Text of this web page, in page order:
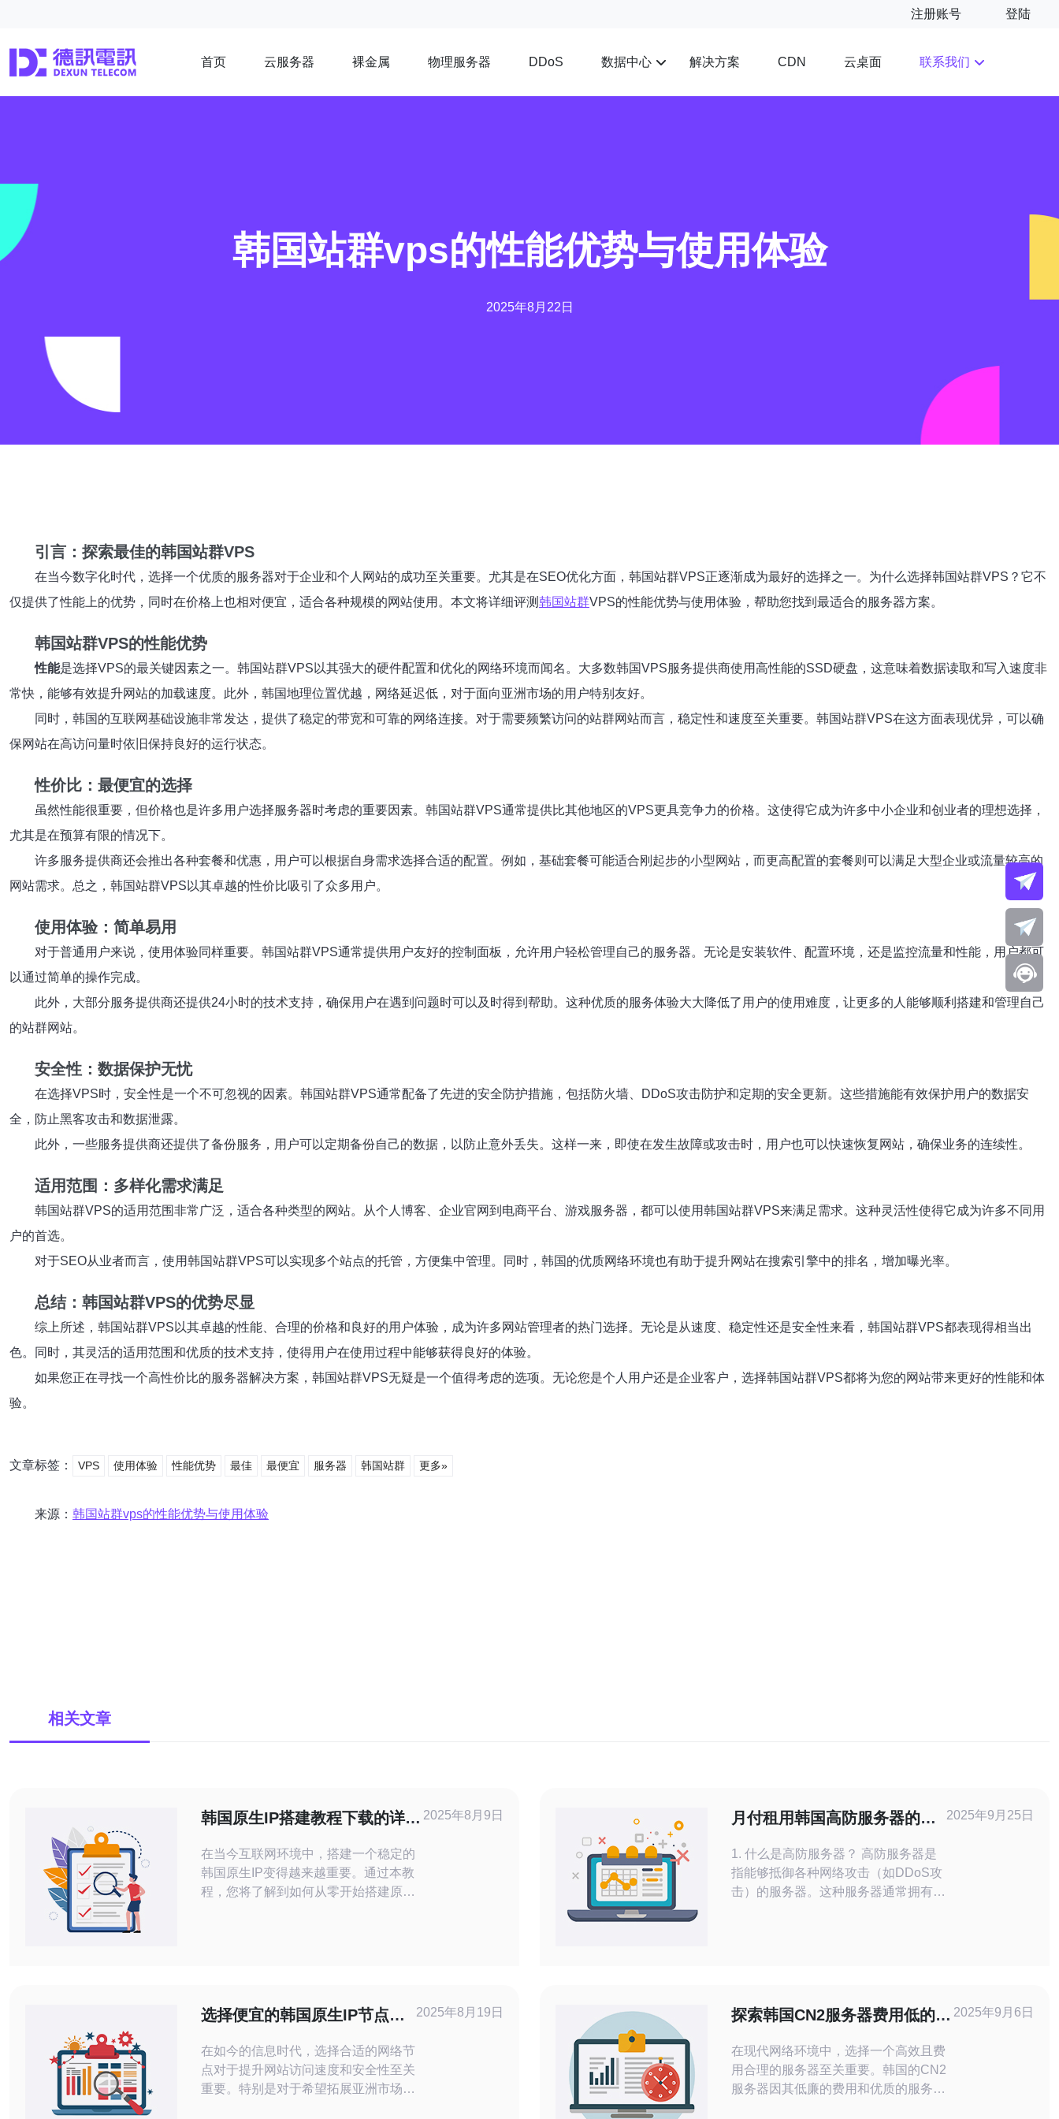
注册账号 登陆
首页 云服务器 裸金属 物理服务器 DDoS 数据中心 解决方案 CDN 云桌面 联系我们
韩国站群vps的性能优势与使用体验
2025年8月22日
引言：探索最佳的韩国站群VPS
在当今数字化时代，选择一个优质的服务器对于企业和个人网站的成功至关重要。尤其是在SEO优化方面，韩国站群VPS正逐渐成为最好的选择之一。为什么选择韩国站群VPS？它不
仅提供了性能上的优势，同时在价格上也相对便宜，适合各种规模的网站使用。本文将详细评测韩国站群VPS的性能优势与使用体验，帮助您找到最适合的服务器方案。
韩国站群VPS的性能优势
性能是选择VPS的最关键因素之一。韩国站群VPS以其强大的硬件配置和优化的网络环境而闻名。大多数韩国VPS服务提供商使用高性能的SSD硬盘，这意味着数据读取和写入速度非
常快，能够有效提升网站的加载速度。此外，韩国地理位置优越，网络延迟低，对于面向亚洲市场的用户特别友好。
同时，韩国的互联网基础设施非常发达，提供了稳定的带宽和可靠的网络连接。对于需要频繁访问的站群网站而言，稳定性和速度至关重要。韩国站群VPS在这方面表现优异，可以确
保网站在高访问量时依旧保持良好的运行状态。
性价比：最便宜的选择
虽然性能很重要，但价格也是许多用户选择服务器时考虑的重要因素。韩国站群VPS通常提供比其他地区的VPS更具竞争力的价格。这使得它成为许多中小企业和创业者的理想选择，
尤其是在预算有限的情况下。
许多服务提供商还会推出各种套餐和优惠，用户可以根据自身需求选择合适的配置。例如，基础套餐可能适合刚起步的小型网站，而更高配置的套餐则可以满足大型企业或流量较高的
网站需求。总之，韩国站群VPS以其卓越的性价比吸引了众多用户。
使用体验：简单易用
对于普通用户来说，使用体验同样重要。韩国站群VPS通常提供用户友好的控制面板，允许用户轻松管理自己的服务器。无论是安装软件、配置环境，还是监控流量和性能，用户都可
以通过简单的操作完成。
此外，大部分服务提供商还提供24小时的技术支持，确保用户在遇到问题时可以及时得到帮助。这种优质的服务体验大大降低了用户的使用难度，让更多的人能够顺利搭建和管理自己
的站群网站。
安全性：数据保护无忧
在选择VPS时，安全性是一个不可忽视的因素。韩国站群VPS通常配备了先进的安全防护措施，包括防火墙、DDoS攻击防护和定期的安全更新。这些措施能有效保护用户的数据安
全，防止黑客攻击和数据泄露。
此外，一些服务提供商还提供了备份服务，用户可以定期备份自己的数据，以防止意外丢失。这样一来，即使在发生故障或攻击时，用户也可以快速恢复网站，确保业务的连续性。
适用范围：多样化需求满足
韩国站群VPS的适用范围非常广泛，适合各种类型的网站。从个人博客、企业官网到电商平台、游戏服务器，都可以使用韩国站群VPS来满足需求。这种灵活性使得它成为许多不同用
户的首选。
对于SEO从业者而言，使用韩国站群VPS可以实现多个站点的托管，方便集中管理。同时，韩国的优质网络环境也有助于提升网站在搜索引擎中的排名，增加曝光率。
总结：韩国站群VPS的优势尽显
综上所述，韩国站群VPS以其卓越的性能、合理的价格和良好的用户体验，成为许多网站管理者的热门选择。无论是从速度、稳定性还是安全性来看，韩国站群VPS都表现得相当出
色。同时，其灵活的适用范围和优质的技术支持，使得用户在使用过程中能够获得良好的体验。
如果您正在寻找一个高性价比的服务器解决方案，韩国站群VPS无疑是一个值得考虑的选项。无论您是个人用户还是企业客户，选择韩国站群VPS都将为您的网站带来更好的性能和体
验。
文章标签： VPS 使用体验 性能优势 最佳 最便宜 服务器 韩国站群 更多»
来源： 韩国站群vps的性能优势与使用体验
相关文章
韩国原生IP搭建教程下载的详细
在当今互联网环境中，搭建一个稳定的
韩国原生IP变得越来越重要。通过本教
程，您将了解到如何从零开始搭建原生
前，您首先需要准备一些必要的工具和
软件。一般来说，您需要以下几种工
2025年8月9日
月付租用韩国高防服务器的经
1. 什么是高防服务器？ 高防服务器是
指能够抵御各种网络攻击（如DDoS攻
击）的服务器。这种服务器通常拥有强
择韩国高防服务器可以降低
2025年9月25日
选择便宜的韩国原生IP节点机
在如今的信息时代，选择合适的网络节
点对于提升网站访问速度和安全性至关
重要。特别是对于希望拓展亚洲市场的
2025年8月19日
探索韩国CN2服务器费用低的优
在现代网络环境中，选择一个高效且费
用合理的服务器至关重要。韩国的CN2
服务器因其低廉的费用和优质的服务逐
2025年9月6日